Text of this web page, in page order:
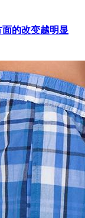
的改变越明显